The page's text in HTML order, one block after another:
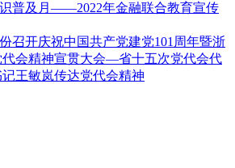
普及月——2022年金融联合教育宣传
召开庆祝中国共产党建党101周年暨浙
会精神宣贯大会—省十五次党代会代
王敏岚传达党代会精神